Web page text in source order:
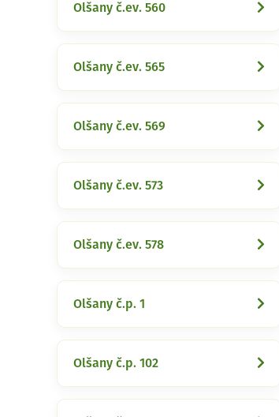
Olšany č.ev. 560
Olšany č.ev. 565
Olšany č.ev. 569
Olšany č.ev. 573
Olšany č.ev. 578
Olšany č.p. 1
Olšany č.p. 102